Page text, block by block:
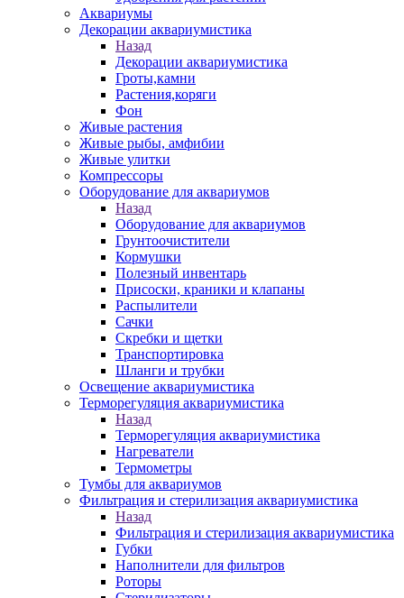
Аквариумы
Декорации аквариумистика
Назад
Декорации аквариумистика
Гроты,камни
Растения,коряги
Фон
Живые растения
Живые рыбы, амфибии
Живые улитки
Компрессоры
Оборудование для аквариумов
Назад
Оборудование для аквариумов
Грунтоочистители
Кормушки
Полезный инвентарь
Присоски, краники и клапаны
Распылители
Сачки
Скребки и щетки
Транспортировка
Шланги и трубки
Освещение аквариумистика
Терморегуляция аквариумистика
Назад
Терморегуляция аквариумистика
Нагреватели
Термометры
Тумбы для аквариумов
Фильтрация и стерилизация аквариумистика
Назад
Фильтрация и стерилизация аквариумистика
Губки
Наполнители для фильтров
Роторы